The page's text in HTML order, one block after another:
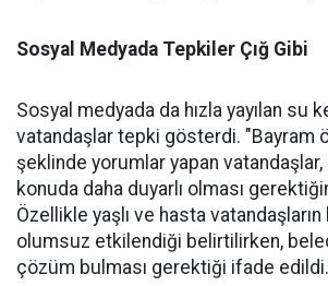
Sosyal Medyada Tepkiler Çığ Gibi
Sosyal medyada da hızla yayılan su
vatandaşlar tepki gösterdi. "Bayram
şeklinde yorumlar yapan
konuda daha duyarlı olması
Özellikle yaşlı ve hasta
olumsuz etkilendiği belirtilirken,
çözüm bulması gerektiği ifade edildi.